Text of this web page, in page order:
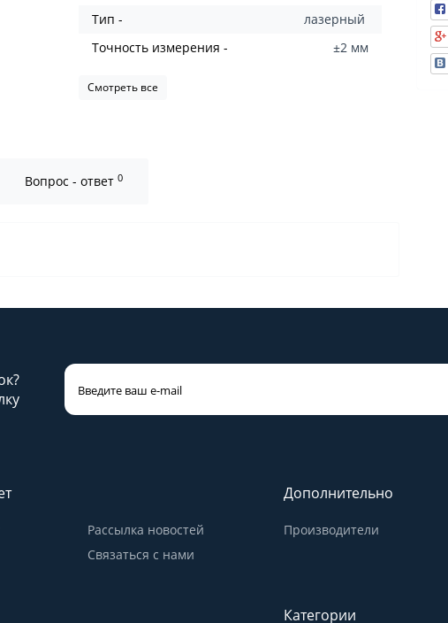
Тип -
лазерный
Точность измерения -
±2 мм
Смотреть все
Вопрос - ответ 0
Рассылка новостей
Связаться с нами
Дополнительно
Производители
Категории